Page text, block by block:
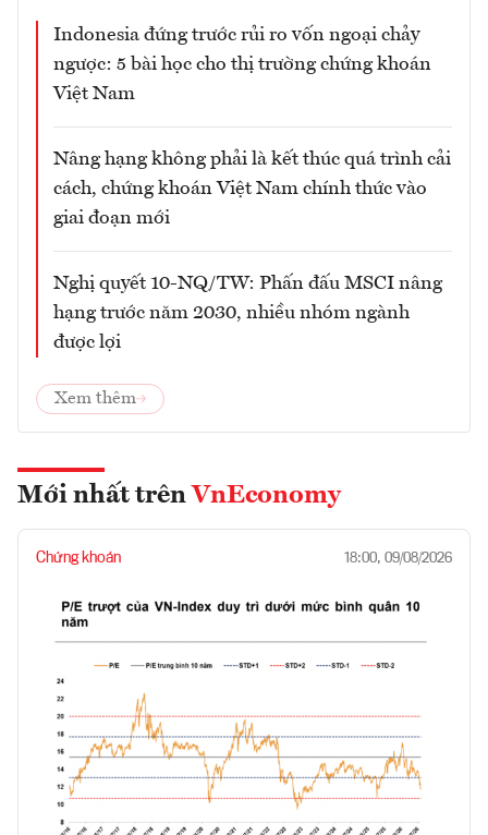
Indonesia đứng trước rủi ro vốn ngoại chảy
ngược: 5 bài học cho thị trường chứng khoán
Việt Nam
Nâng hạng không phải là kết thúc quá trình cải
cách, chứng khoán Việt Nam chính thức vào
giai đoạn mới
Nghị quyết 10-NQ/TW: Phấn đấu MSCI nâng
hạng trước năm 2030, nhiều nhóm ngành
được lợi
Xem thêm
Mới nhất trên VnEconomy
Chứng khoán 18:00, 09/08/2026